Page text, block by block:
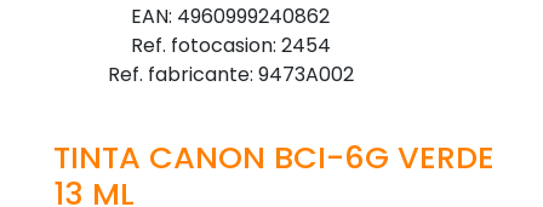
EAN: 4960999240862
Ref. fotocasion: 2454
Ref. fabricante: 9473A002
TINTA CANON BCI-6G VERDE
13 ML